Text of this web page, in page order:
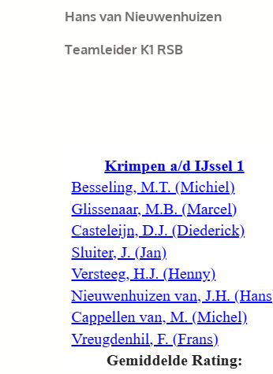
Hans van Nieuwenhuizen
Teamleider K1 RSB